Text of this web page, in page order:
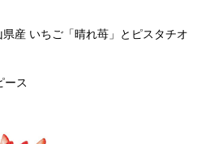
県産 いちご「晴れ苺」とピスタチオ
ース